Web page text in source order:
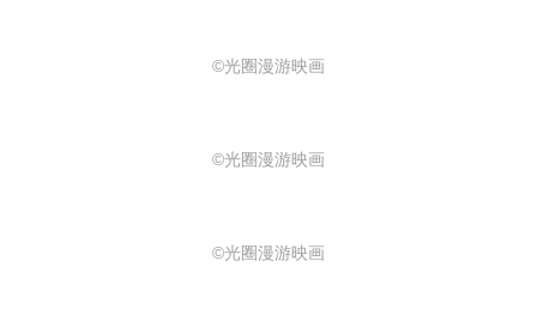
©光圈漫游映画
©光圈漫游映画
©光圈漫游映画